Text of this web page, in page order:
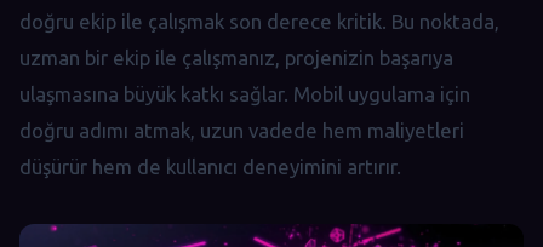
doğru ekip ile çalışmak son derece kritik. Bu noktada,
uzman bir ekip ile çalışmanız, projenizin başarıya
ulaşmasına büyük katkı sağlar. Mobil uygulama için
doğru adımı atmak, uzun vadede hem maliyetleri
düşürür hem de kullanıcı deneyimini artırır.